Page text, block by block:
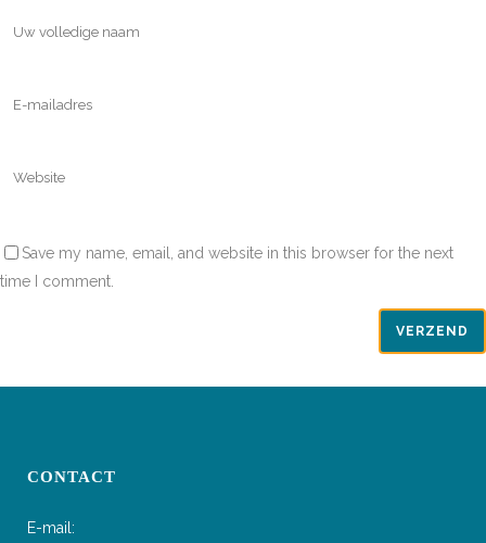
Save my name, email, and website in this browser for the next
time I comment.
CONTACT
E-mail: